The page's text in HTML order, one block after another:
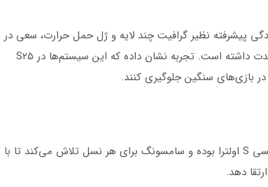
پیشرفته نظیر گرافیت چند لایه و ژل حمل حرارت، سعی در
حفظ عملکرد بالا حتی در پردازش‌های طولانی مدت داشته است. تجربه نشان داده که این سیستم‌ها در S25
در بازی‌های سنگین جلوگیری کنند.
سیستم دوربین همیشه نقطه قوت اصلی سری گلکسی S اولترا بوده و سامسونگ برای هر نسل تلاش می‌کند تا با
دهد.